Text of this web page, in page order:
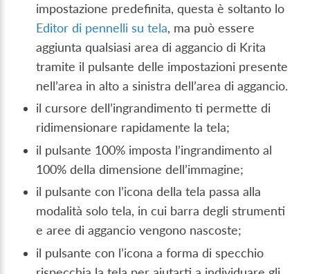
impostazione predefinita, questa è soltanto lo
Editor di pennelli su tela, ma può essere
aggiunta qualsiasi area di aggancio di Krita
tramite il pulsante delle impostazioni presente
nell’area in alto a sinistra dell’area di aggancio.
il cursore dell’ingrandimento ti permette di
ridimensionare rapidamente la tela;
il pulsante 100% imposta l’ingrandimento al
100% della dimensione dell’immagine;
il pulsante con l’icona della tela passa alla
modalità solo tela, in cui barra degli strumenti
e aree di aggancio vengono nascoste;
il pulsante con l’icona a forma di specchio